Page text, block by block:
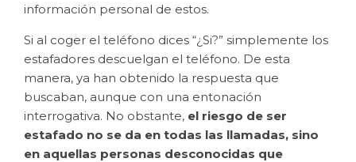
información personal de estos.
Si al coger el teléfono dices “¿Si?” simplemente los
estafadores descuelgan el teléfono. De esta
manera, ya han obtenido la respuesta que
buscaban, aunque con una entonación
interrogativa. No obstante, el riesgo de ser
estafado no se da en todas las llamadas, sino
en aquellas personas desconocidas que